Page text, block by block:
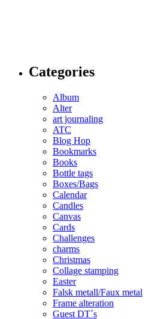
Categories
Album
Alter
art journaling
ATC
Blog Hop
Bookmarks
Books
Bottle tags
Boxes/Bags
Calendar
Candles
Canvas
Cards
Challenges
charms
Christmas
Collage stamping
Easter
Falsk metall/Faux metal
Frame alteration
Guest DT´s